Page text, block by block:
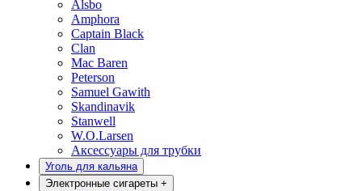
Alsbo
Amphora
Captain Black
Clan
Mac Baren
Peterson
Samuel Gawith
Skandinavik
Stanwell
W.O.Larsen
Аксессуары для трубки
Уголь для кальяна
Электронные сигареты +